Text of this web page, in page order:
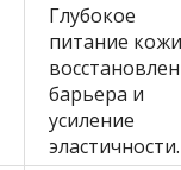
Глубокое
питание
барьера и
усиление
эластичности.